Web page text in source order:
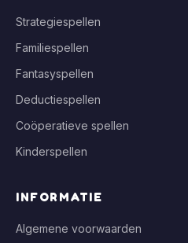
Strategiespellen
Familiespellen
Fantasyspellen
Deductiespellen
Coöperatieve spellen
Kinderspellen
INFORMATIE
Algemene voorwaarden